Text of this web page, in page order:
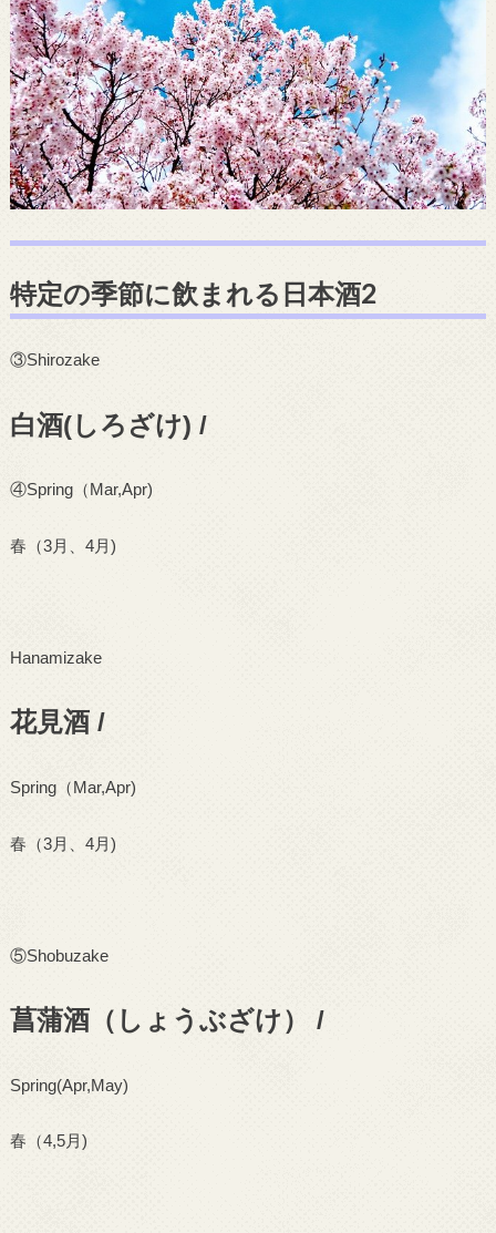
特定の季節に飲まれる日本酒2
③Shirozake
白酒(しろざけ) /
④Spring（Mar,Apr)
春（3月、 4月)
Hanamizake
花見酒 /
Spring（Mar,Apr)
春（3月、 4月)
⑤Shobuzake
菖蒲酒（しょうぶざけ） /
Spring(Apr,May)
春（4,5月)